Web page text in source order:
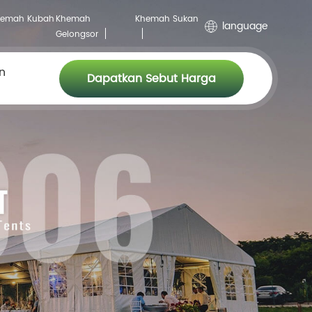
Kubah Khemah
Gelongsor
Khemah Sukan language
Dapatkan Sebut Harga